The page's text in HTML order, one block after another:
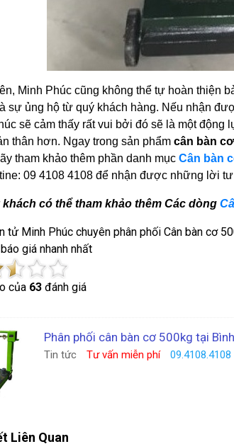
Minh Phúc cũng không thể tự hoàn thiện
sự ủng hộ từ quý khách hàng. Nếu nhận
sẽ cảm thấy rất vui bởi đó sẽ là một
thân hơn. Ngay trong sản phẩm cân bàn
tham khảo thêm phần danh mục Cân bàn
09 4108 4108 để nhận được những lời
khách có thể tham khảo thêm Các dòng
tử Minh Phúc chuyên phân phối Cân bàn cơ
giá nhanh nhất
của 63đánh giá
Phân phối cân bàn cơ 500kg tại
Tin tức Tư vấn miễn phí 09.4108.4108
Liên Quan